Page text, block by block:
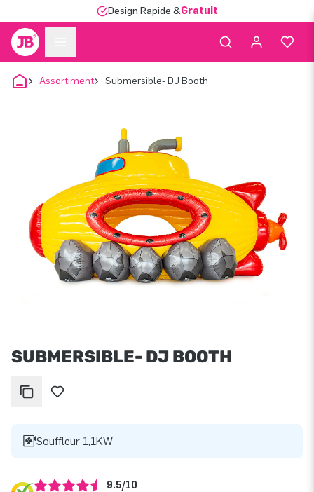
Design Rapide &Gratuit
Assortiment Submersible- DJ Booth
SUBMERSIBLE- DJ BOOTH
Souffleur 1,1KW
9.5/10